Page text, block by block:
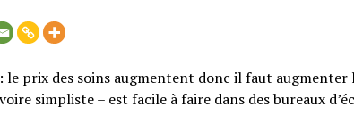
le prix des soins augmentent donc il faut
simpliste – est facile à faire dans des bureaux